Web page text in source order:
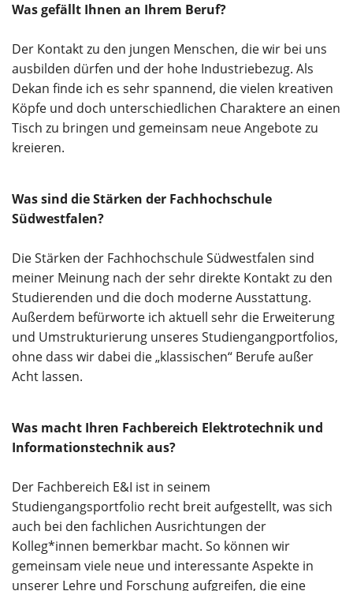
Was gefällt Ihnen an Ihrem Beruf?
Der Kontakt zu den jungen Menschen, die wir bei uns
ausbilden dürfen und der hohe Industriebezug. Als
Dekan finde ich es sehr spannend, die vielen kreativen
Köpfe und doch unterschiedlichen Charaktere an einen
Tisch zu bringen und gemeinsam neue Angebote zu
kreieren.
Was sind die Stärken der Fachhochschule
Südwestfalen?
Die Stärken der Fachhochschule Südwestfalen sind
meiner Meinung nach der sehr direkte Kontakt zu den
Studierenden und die doch moderne Ausstattung.
Außerdem befürworte ich aktuell sehr die Erweiterung
und Umstrukturierung unseres Studiengangportfolios,
ohne dass wir dabei die „klassischen“ Berufe außer
Acht lassen.
Was macht Ihren Fachbereich Elektrotechnik und
Informationstechnik aus?
Der Fachbereich E&I ist in seinem
Studiengangsportfolio recht breit aufgestellt, was sich
auch bei den fachlichen Ausrichtungen der
Kolleg*innen bemerkbar macht. So können wir
gemeinsam viele neue und interessante Aspekte in
unserer Lehre und Forschung aufgreifen, die eine